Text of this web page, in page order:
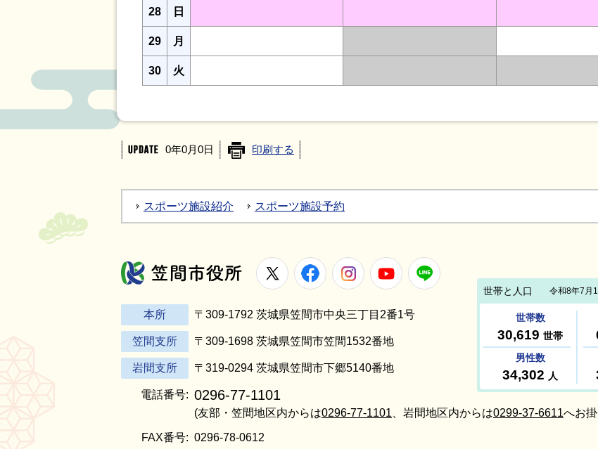
28 日
29 月
30 火
0年0月0日 印刷する
スポーツ施設紹介 スポーツ施設予約
笠間市役所
X FacebookInstagramYoutube
本所 〒309-1792 茨城県笠間市中央三丁目2番1号
笠間支所 〒309-1698 茨城県笠間市笠間1532番地
岩間支所 〒319-0294 茨城県笠間市下郷5140番地
電話番号: 0296-77-1101
(友部・笠間地区内からは0296-77-1101 、岩間地区内からは0299-37-6611へお
FAX番号: 0296-78-0612